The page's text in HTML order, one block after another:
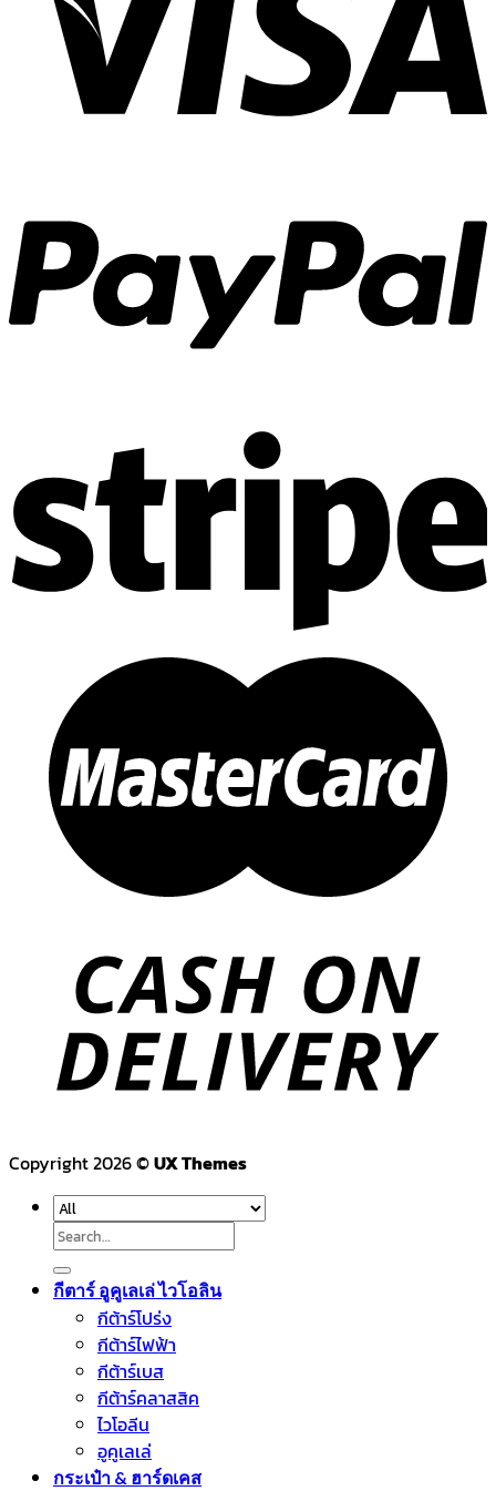
Copyright 2026 ©UX Themes
Search
for:
กีตาร์ อูคูเลเล่ ไวโอลิน
กีต้าร์โปร่ง
กีต้าร์ไฟฟ้า
กีต้าร์เบส
กีต้าร์คลาสสิค
ไวโอลีน
อูคูเลเล่
กระเป๋า & ฮาร์ดเคส